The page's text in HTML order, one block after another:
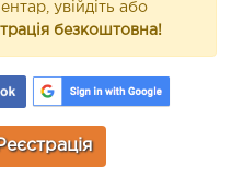
увійдіть або
безкоштовна!